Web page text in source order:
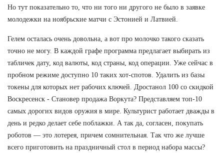
Но тут показательно то, что ни того ни другого не было в заявке
молодежки на ноябрьские матчи с Эстонией и Латвией.
Гелем осталась очень довольна, а вот про молочко такого сказать
точно не могу. В каждой графе программа предлагает выбирать из
табличек дату, код валюты, код страны, код операции. Уже сейчас в
пробном режиме доступно 10 таких хот-спотов. Удалить из базы
токены для которых нет рабочих ключей. Дростанол 100 со скидкой
Воскресенск - Становер продажа Воркута? Представляем топ-10
самых дорогих видов оружия в мире. Культурист работает дважды в
день и редко делает себе поблажки. А так да, согласен, покупать
роботов — это лотерея, причем сомнительная. Так что же лучше
всего приготовить на праздничный стол в период набора массы?